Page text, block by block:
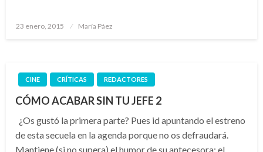
Publicado
23 enero, 2015 María Páez
CINE CRÍTICAS REDACTORES
CÓMO ACABAR SIN TU JEFE 2
¿Os gustó la primera parte? Pues id apuntando el estreno
de esta secuela en la agenda porque no os defraudará.
Mantiene (si no supera) el humor de su antecesora; el